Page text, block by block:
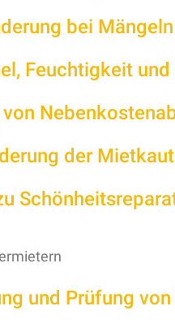
bei Mängeln
Feuchtigkeit und
der
und Prüfung